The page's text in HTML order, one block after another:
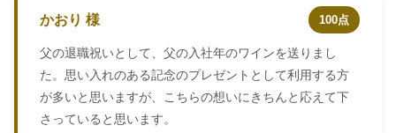
かおり 様 100点
父の退職祝いとして、父の入社年のワインを送りまし
た。思い入れのある記念のプレゼントとして利用する方
が多いと思いますが、こちらの想いにきちんと応えて下
さっていると思います。